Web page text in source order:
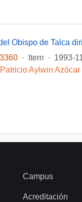
· Item · 1993-
Aylwin
Campus
Acreditación